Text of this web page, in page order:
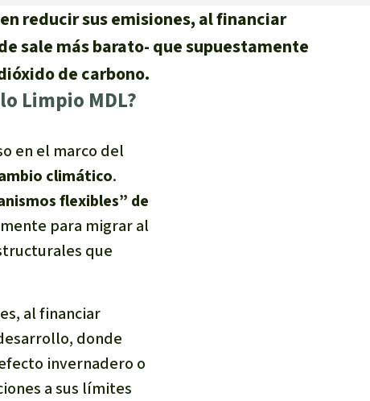
reducir sus emisiones, al financiar
sale más barato- que supuestamente
de carbono.
Limpio MDL?
en el marco del
climático.
flexibles” de
para migrar al
que
al financiar
donde
invernadero o
a sus límites